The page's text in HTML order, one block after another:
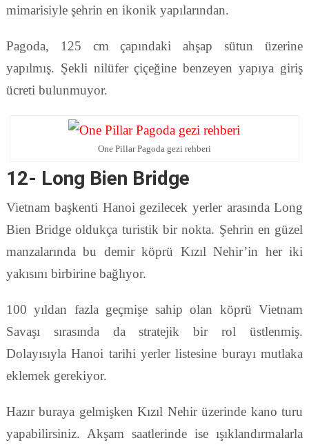
mimarisiyle şehrin en ikonik yapılarından.
Pagoda, 125 cm çapındaki ahşap sütun üzerine
yapılmış. Şekli nilüfer çiçeğine benzeyen yapıya giriş
ücreti bulunmuyor.
One Pillar Pagoda gezi rehberi
12- Long Bien Bridge
Vietnam başkenti Hanoi gezilecek yerler arasında Long
Bien Bridge oldukça turistik bir nokta. Şehrin en güzel
manzalarında bu demir köprü Kızıl Nehir’in her iki
yakısını birbirine bağlıyor.
100 yıldan fazla geçmişe sahip olan köprü Vietnam
Savaşı sırasında da stratejik bir rol üstlenmiş.
Dolayısıyla Hanoi tarihi yerler listesine burayı mutlaka
eklemek gerekiyor.
Hazır buraya gelmişken Kızıl Nehir üzerinde kano turu
yapabilirsiniz. Akşam saatlerinde ise ışıklandırmalarla